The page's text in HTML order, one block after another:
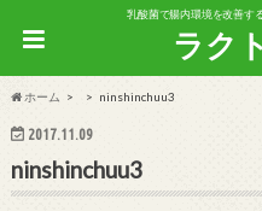
乳酸菌で腸内環境を改善す
ラク
ホーム ninshinchuu3
2017.11.09
ninshinchuu3